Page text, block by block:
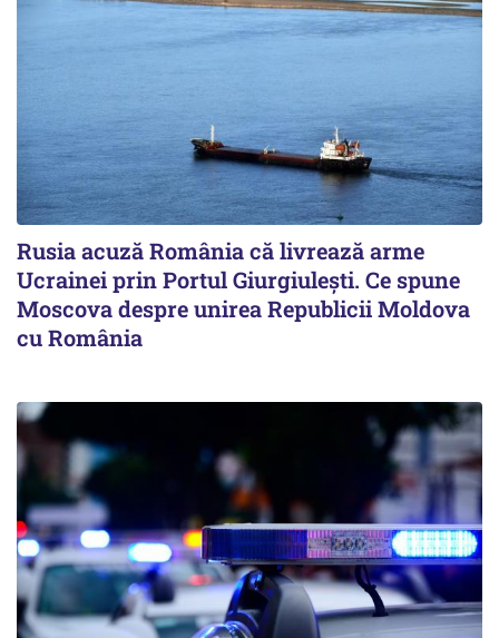
Rusia acuză România că livrează arme
Ucrainei prin Portul Giurgiulești. Ce spune
Moscova despre unirea Republicii Moldova
cu România